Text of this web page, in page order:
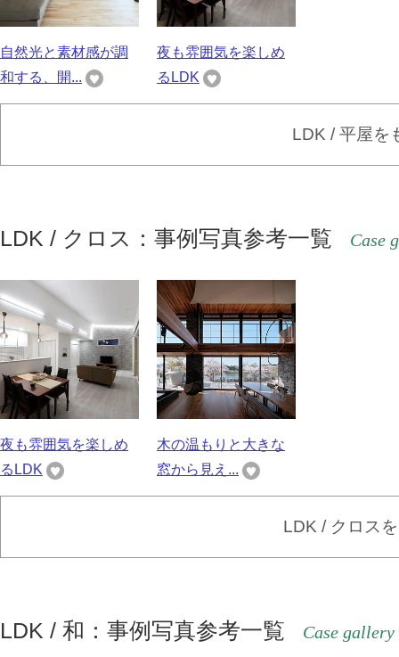
自然光と素材感が調
和する、開...
夜も雰囲気を楽しめ
るLDK
LDK / 平屋を
LDK / クロス：事例写真参考一覧 Case
夜も雰囲気を楽しめ
るLDK
木の温もりと大きな
窓から見え...
LDK / クロス
LDK / 和：事例写真参考一覧 Case gallery